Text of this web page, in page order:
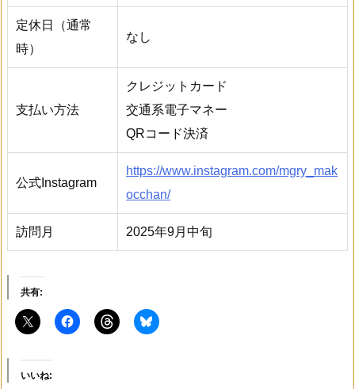
定休日（通常
時）
なし
支払い方法
クレジットカード
交通系電子マネー
QRコード決済
公式Instagram
https://www.instagram.com/mgry_mak
occhan/
訪問月 2025年9月中旬
共有:
いいね: